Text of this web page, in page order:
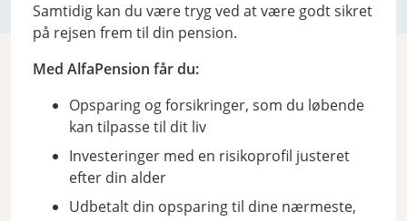
Samtidig kan du være tryg ved at være godt sikret
på rejsen frem til din pension.
Med AlfaPension får du:
Opsparing og forsikringer, som du løbende
kan tilpasse til dit liv
Investeringer med en risikoprofil justeret
efter din alder
Udbetalt din opsparing til dine nærmeste,